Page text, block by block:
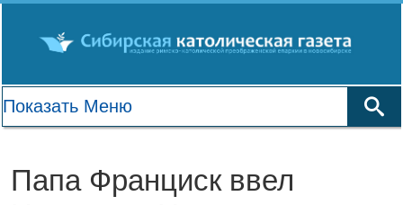
Папа Франциск ввел